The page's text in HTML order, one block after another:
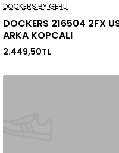
Stoklarda Yok
DOCKERS BY GERLI
DOCKERS 216504 2FX
ARKA KOPCALI
2.449,50TL